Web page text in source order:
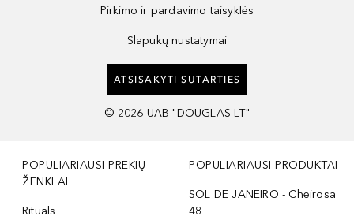
Pirkimo ir pardavimo taisyklės
Slapukų nustatymai
ATSISAKYTI SUTARTIES
© 2026 UAB "DOUGLAS LT"
POPULIARIAUSI PREKIŲ
ŽENKLAI
Rituals
POPULIARIAUSI PRODUKTAI
SOL DE JANEIRO - Cheirosa
48